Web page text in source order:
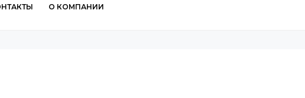
О КОМПАНИИ